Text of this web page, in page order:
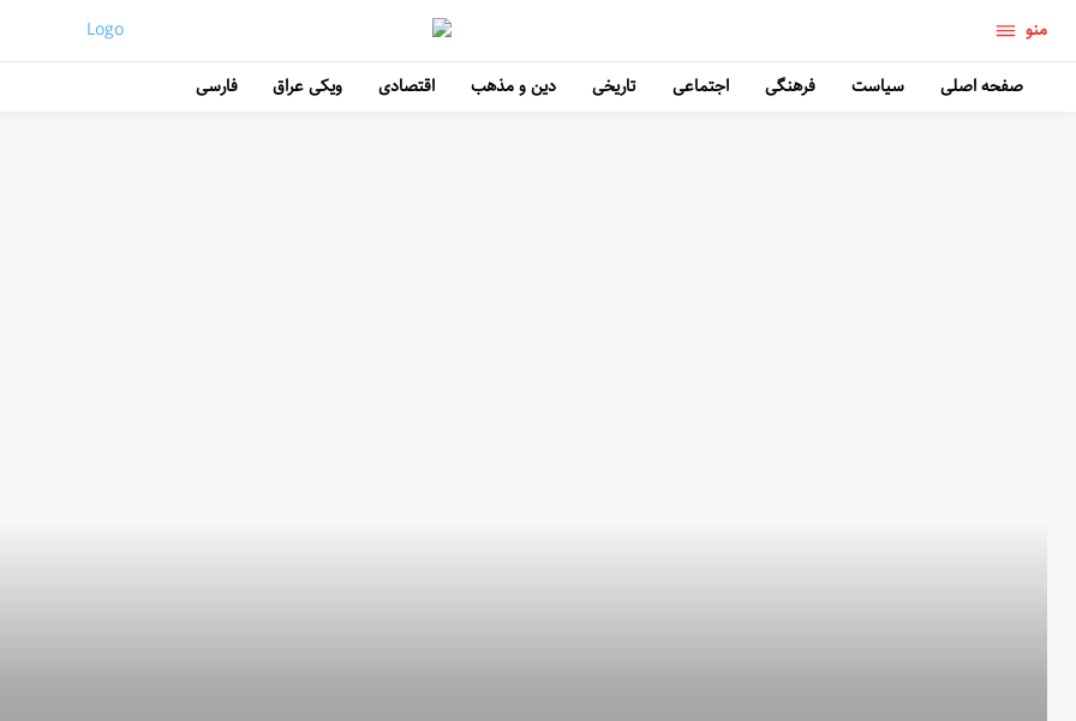
منو
صفحه اصلی
سیاست فرهنگی اجتماعی تاریخی دین و مذهب اقتصادی ویکی عراق فارسی